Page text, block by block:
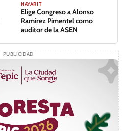
NAYARIT
Elige Congreso a Alonso
Ramírez Pimentel como
auditor de la ASEN
PUBLICIDAD